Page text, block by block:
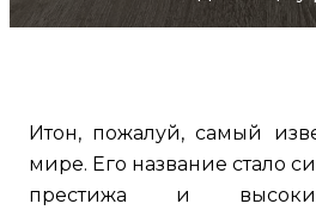
Итон, пожалуй, самый
мире. Его название стало
престижа и